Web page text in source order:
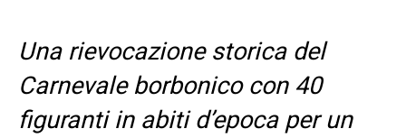
Una rievocazione storica del
Carnevale borbonico con 40
figuranti in abiti d’epoca per un